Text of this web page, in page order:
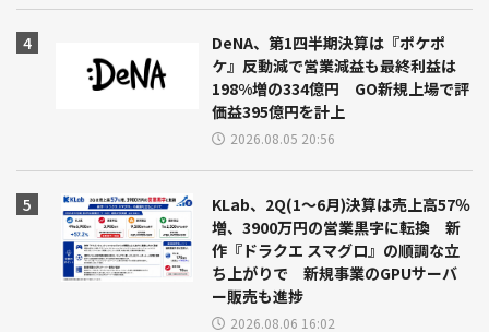
DeNA、第1四半期決算は『ポケポ
ケ』反動減で営業減益も最終利益は
198%増の334億円 GO新規上場で評
価益395億円を計上
2026.08.05 20:56
KLab、2Q(1～6月)決算は売上高57％
増、3900万円の営業黒字に転換 新
作『ドラクエ スマグロ』の順調な立
ち上がりで 新規事業のGPUサーバ
ー販売も進捗
2026.08.06 16:02